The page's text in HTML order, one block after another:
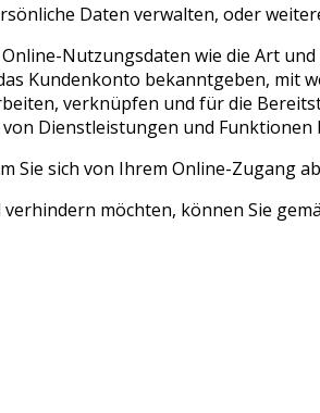
Daten verwalten, oder
Nutzungsdaten wie die Art
Kundenkonto bekanntgeben, mit
verknüpfen und für die
Dienstleistungen und Funktionen
sich von Ihrem Online-Zugang
möchten, können Sie